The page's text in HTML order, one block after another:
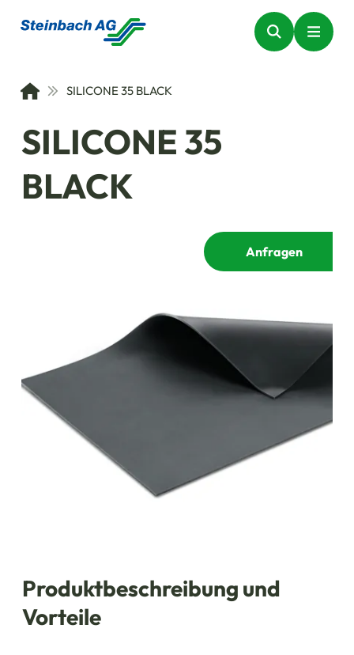
SILICONE 35 BLACK
SILICONE 35
BLACK
Anfragen
Produktbeschreibung und
Vorteile